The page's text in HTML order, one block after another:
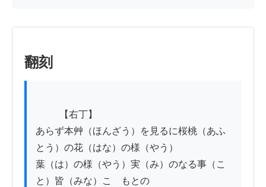
翻刻
あらず本艸（ほんざう）を見るに桜桃（あふ
とう）の花（はな）の様（やう）
葉（は）の様（やう）実（み）のなる事（こ
と）皆（みな）こゝもとの